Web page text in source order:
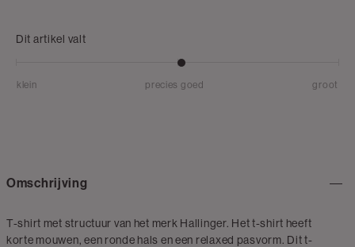
Dit artikel valt
klein precies goed groot
Omschrijving
T-shirt met structuur van het merk Hallinger. Het t-shirt heeft
korte mouwen, een ronde hals en een relaxed pasvorm. Dit t-